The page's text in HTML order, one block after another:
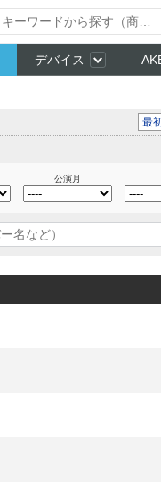
デバイス
最
公演月